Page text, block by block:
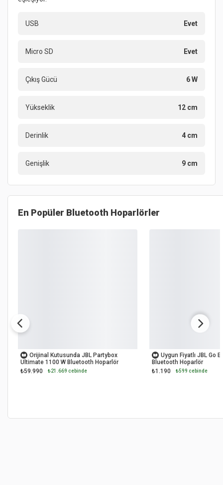
USB Evet
Micro SD Evet
Çıkış Gücü 6 W
Yükseklik 12 cm
Derinlik 4 cm
Genişlik 9 cm
En Popüler Bluetooth Hoparlörler
Orijinal Kutusunda JBL Partybox
Ultimate 1100 W Bluetooth Hoparlör
₺59.990
₺21.669 cebinde
Uygun Fiyatlı JBL Go
Bluetooth Hoparlör
₺1.190
₺599 cebinde